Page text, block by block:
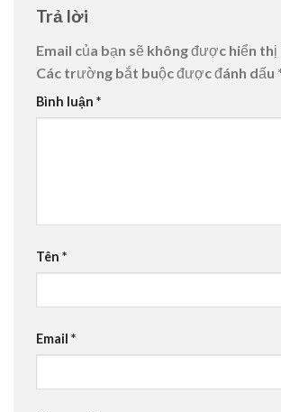
Trả lời
Email của bạn sẽ không được hiển thị
Các trường bắt buộc được đánh dấu
Bình luận *
Tên *
Email *